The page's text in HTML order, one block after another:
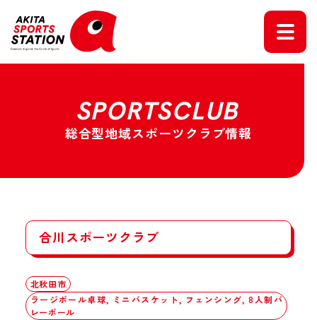
SPORTSCLUB
総合型地域スポーツクラブ情報
合川スポーツクラブ
北秋田市
ラージボール卓球, ミニバスケット, フェンシング, 8人制バ
レーボール